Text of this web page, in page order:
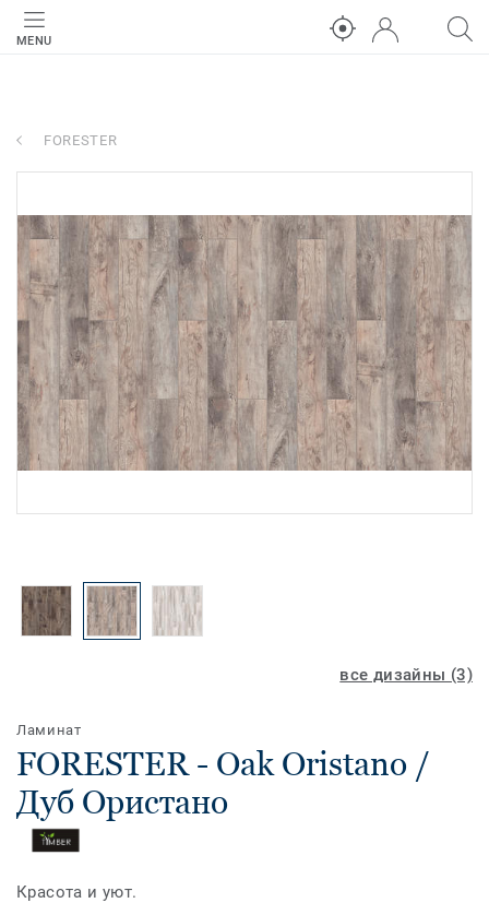
MENU
FORESTER
все дизайны (3)
Ламинат
FORESTER - Oak Oristano /
Дуб Ористано
Красота и уют.